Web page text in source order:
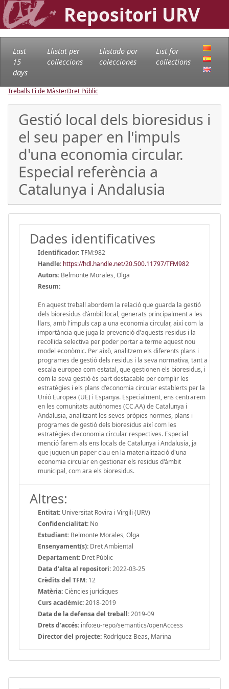
Repositori URV
Last
15
days
Llistat per
col·leccions
Llistado por
colecciones
List for
collections
Treballs Fi de MàsterDret Públic
Gestió local dels bioresidus i
el seu paper en l'impuls
d'una economia circular.
Especial referència a
Catalunya i Andalusia
Dades identificatives
Identificador:TFM:982
Handle: https://hdl.handle.net/20.500.11797/TFM982
Autors: Belmonte Morales, Olga
Resum:
En aquest treball abordem la relació que guarda la gestió
dels bioresidus d'àmbit local, generats principalment a les
llars, amb l'impuls cap a una economia circular, així com la
importància que juga la prevenció d'aquests residus i la
recollida selectiva per poder portar a terme aquest nou
model econòmic. Per això, analitzem els diferents plans i
programes de gestió dels residus i la seva normativa, tant a
escala europea com estatal, que gestionen els bioresidus, i
com la seva gestió és part destacable per complir les
estratègies i els plans d'economia circular establerts per la
Unió Europea (UE) i Espanya. Especialment, ens centrarem
en les comunitats autònomes (CC.AA) de Catalunya i
Andalusia, analitzant les seves pròpies normes, plans i
programes de gestió dels bioresidus així com les
estratègies d'economia circular respectives. Especial
menció farem als ens locals de Catalunya i Andalusia, ja
que juguen un paper clau en la materialització d'una
economia circular en gestionar els residus d'àmbit
municipal, com ara els bioresidus.
Altres:
Entitat: Universitat Rovira i Virgili (URV)
Confidencialitat: No
Estudiant: Belmonte Morales, Olga
Ensenyament(s): Dret Ambiental
Departament: Dret Públic
Data d'alta al repositori:2022-03-25
Crèdits del TFM: 12
Matèria:Ciències jurídiques
Curs acadèmic:2018-2019
Data de la defensa del treball:2019-09
Drets d'accés: info:eu-repo/semantics/openAccess
Director del projecte: Rodríguez Beas, Marina